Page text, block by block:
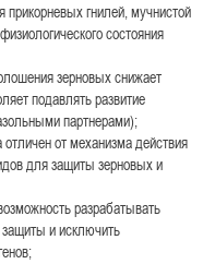
прикорневых гнилей, мучнистой
состояния
зерновых снижает
подавлять развитие
партнерами);
от механизма действия
для защиты зерновых и
разрабатывать
и исключить